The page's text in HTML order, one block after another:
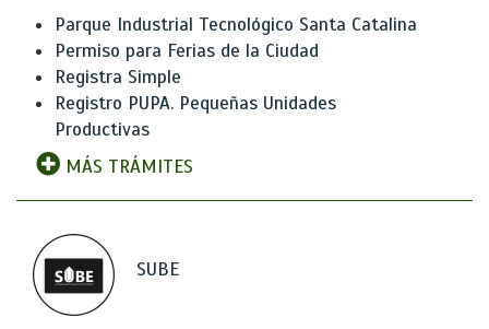
Parque Industrial Tecnológico Santa Catalina
Permiso para Ferias de la Ciudad
Registra Simple
Registro PUPA. Pequeñas Unidades
Productivas
MÁS TRÁMITES
SUBE